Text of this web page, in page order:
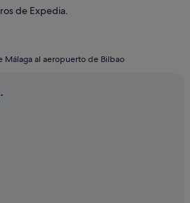
de Expedia.
al aeropuerto de Bilbao